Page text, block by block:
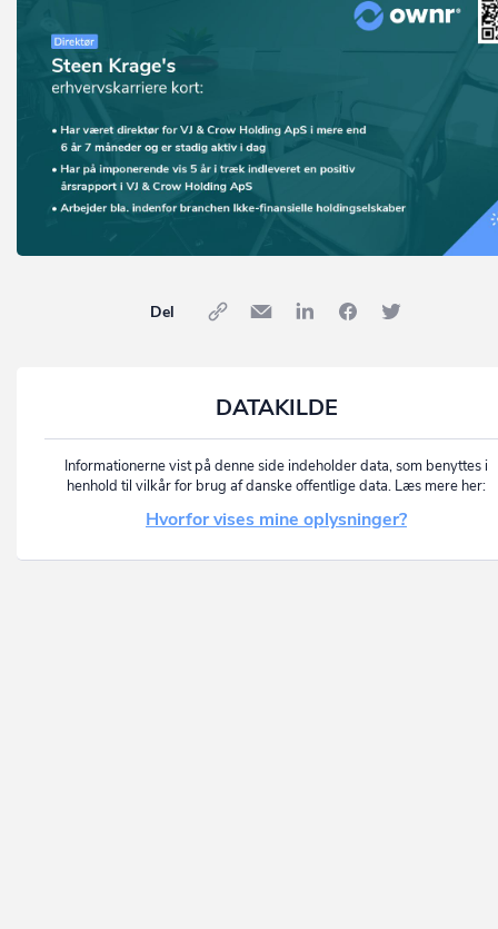
Del
DATAKILDE
Informationerne vist på denne side indeholder data, som benyttes i
henhold til vilkår for brug af danske offentlige data. Læs mere her:
Hvorfor vises mine oplysninger?